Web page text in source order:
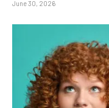
June 30, 2026